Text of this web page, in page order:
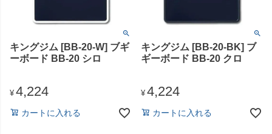
キングジム [BB-20-W] ブギ
ーボード BB-20 シロ
¥ 4,224
カートに入れる
キングジム [BB-20-BK] ブ
ギーボード BB-20 クロ
¥ 4,224
カートに入れる